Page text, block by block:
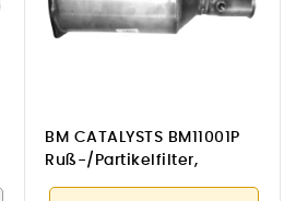
BM CATALYSTS BM11001P
Ruß-/Partikelfilter,
Abgasanlage für CITROËN